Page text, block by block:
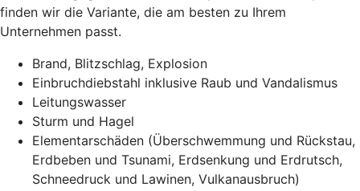
finden wir die Variante, die am besten zu Ihrem
Unternehmen passt.
Brand, Blitzschlag, Explosion
Einbruchdiebstahl inklusive Raub und Vandalismus
Leitungswasser
Sturm und Hagel
Elementarschäden (Überschwemmung und Rückstau,
Erdbeben und Tsunami, Erdsenkung und Erdrutsch,
Schneedruck und Lawinen, Vulkanausbruch)